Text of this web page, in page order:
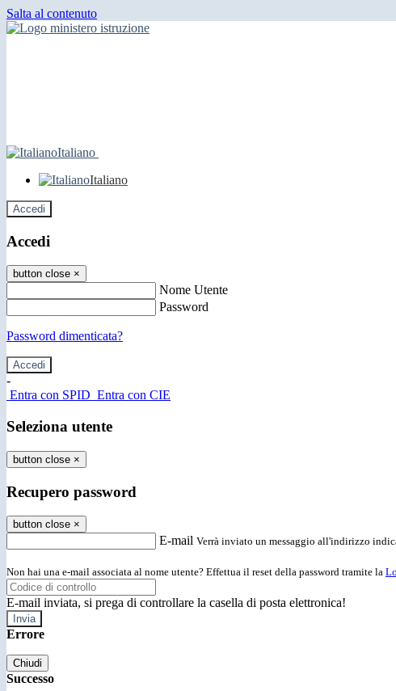
Salta al contenuto
Italiano
Italiano
Accedi
Accedi
button close ×
Nome Utente
Password
Password dimenticata?
-
Entra con SPID Entra con CIE
Seleziona utente
button close ×
Recupero password
button close ×
E-mail Verrà inviato un messaggio all'indirizzo
Non hai una e-mail associata al nome utente? Effettua il reset della password tramite la
E-mail inviata, si prega di controllare la casella di posta elettronica!
Errore
Chiudi
Successo